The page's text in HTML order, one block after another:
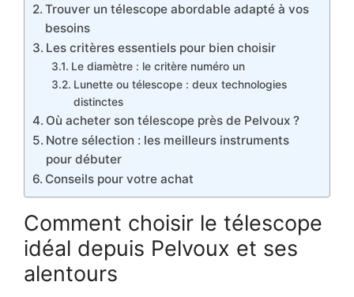
Trouver un télescope abordable adapté à vos
besoins
Les critères essentiels pour bien choisir
Le diamètre : le critère numéro un
Lunette ou télescope : deux technologies
distinctes
Où acheter son télescope près de Pelvoux ?
Notre sélection : les meilleurs instruments
pour débuter
Conseils pour votre achat
Comment choisir le télescope
idéal depuis Pelvoux et ses
alentours